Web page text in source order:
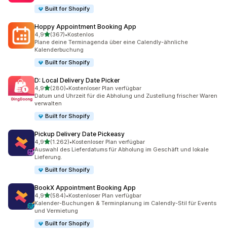
Built for Shopify
Hoppy Appointment Booking App
4,9von 5 Sternen
(367)
367 Rezensionen insgesamt
•Kostenlos
Plane deine Terminagenda über eine Calendly-ähnliche
Kalenderbuchung
Built for Shopify
D: Local Delivery Date Picker
4,9von 5 Sternen
(280)
280 Rezensionen insgesamt
•Kostenloser Plan verfügbar
Datum und Uhrzeit für die Abholung und Zustellung frischer Waren
verwalten
Built for Shopify
Pickup Delivery Date Pickeasy
4,9von 5 Sternen
(1.262)
1262 Rezensionen insgesamt
•Kostenloser Plan verfügbar
Auswahl des Lieferdatums für Abholung im Geschäft und lokale
Lieferung.
Built for Shopify
BookX Appointment Booking App
4,9von 5 Sternen
(584)
584 Rezensionen insgesamt
•Kostenloser Plan verfügbar
Kalender-Buchungen & Terminplanung im Calendly-Stil für Events
und Vermietung
Built for Shopify